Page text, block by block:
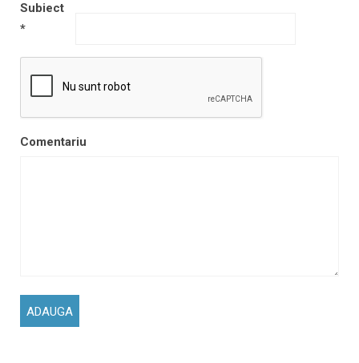
Subiect
*
Comentariu